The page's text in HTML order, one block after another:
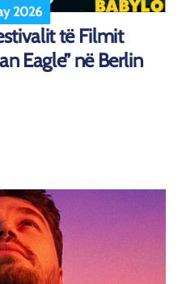
2026
të Filmit
Eagle” në Berlin